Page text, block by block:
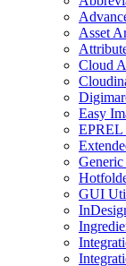
Asset
Cloud
Easy
EPREL
GUI